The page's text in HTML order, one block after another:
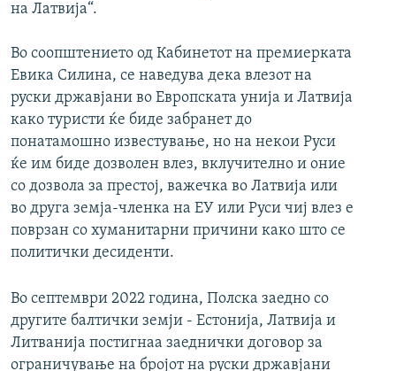
на Латвија“.
Во соопштението од Кабинетот на премиерката
Евика Силина, се наведува дека влезот на
руски државјани во Европската унија и Латвија
како туристи ќе биде забранет до
понатамошно известување, но на некои Руси
ќе им биде дозволен влез, вклучително и оние
со дозвола за престој, важечка во Латвија или
во друга земја-членка на ЕУ или Руси чиј влез е
поврзан со хуманитарни причини како што се
политички десиденти.
Во септември 2022 година, Полска заедно со
другите балтички земји - Естонија, Латвија и
Литванија постигнаа заеднички договор за
ограничување на бројот на руски државјани